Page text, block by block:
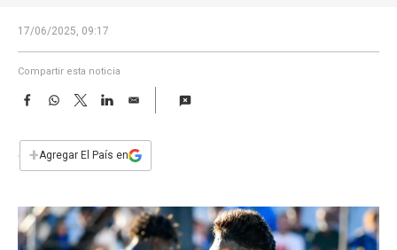
17/06/2025, 09:17
Compartir esta noticia
F
e
b
k
W
s
p
T
w
t
L
n
E
i
l
+Agregar El País en